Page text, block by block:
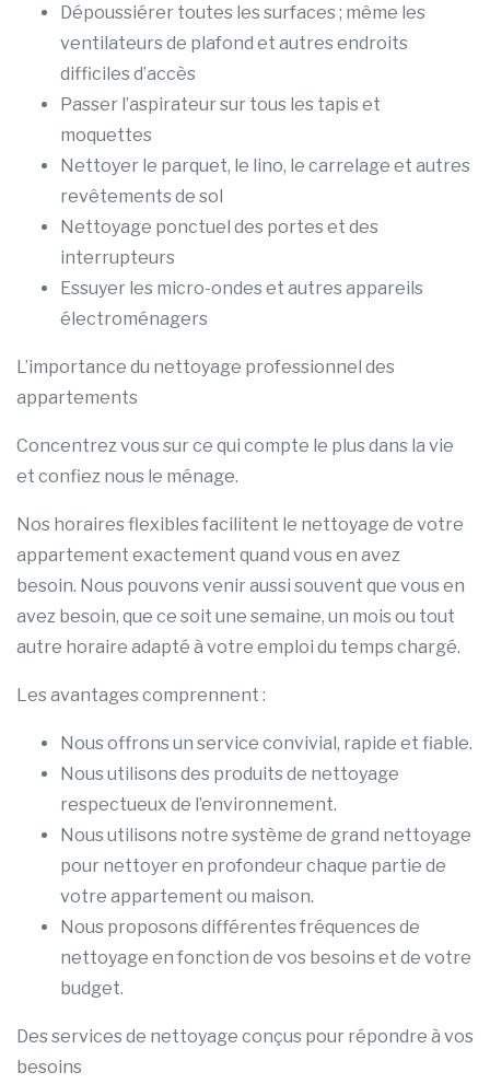
Dépoussiérer toutes les surfaces ; même les
ventilateurs de plafond et autres endroits
difficiles d’accès
Passer l’aspirateur sur tous les tapis et
moquettes
Nettoyer le parquet, le lino, le carrelage et autres
revêtements de sol
Nettoyage ponctuel des portes et des
interrupteurs
Essuyer les micro-ondes et autres appareils
électroménagers
L’importance du nettoyage professionnel des
appartements
Concentrez vous sur ce qui compte le plus dans la vie
et confiez nous le ménage.
Nos horaires flexibles facilitent le nettoyage de votre
appartement exactement quand vous en avez
besoin. Nous pouvons venir aussi souvent que vous en
avez besoin, que ce soit une semaine, un mois ou tout
autre horaire adapté à votre emploi du temps chargé.
Les avantages comprennent :
Nous offrons un service convivial, rapide et fiable.
Nous utilisons des produits de nettoyage
respectueux de l’environnement.
Nous utilisons notre système de grand nettoyage
pour nettoyer en profondeur chaque partie de
votre appartement ou maison.
Nous proposons différentes fréquences de
nettoyage en fonction de vos besoins et de votre
budget.
Des services de nettoyage conçus pour répondre à vos
besoins